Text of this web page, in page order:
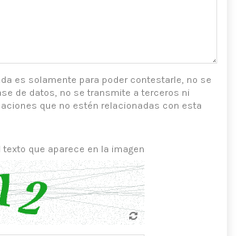
es solamente para poder contestarle, no se
de datos, no se transmite a terceros ni
que no estén relacionadas con esta
texto que aparece en la imagen